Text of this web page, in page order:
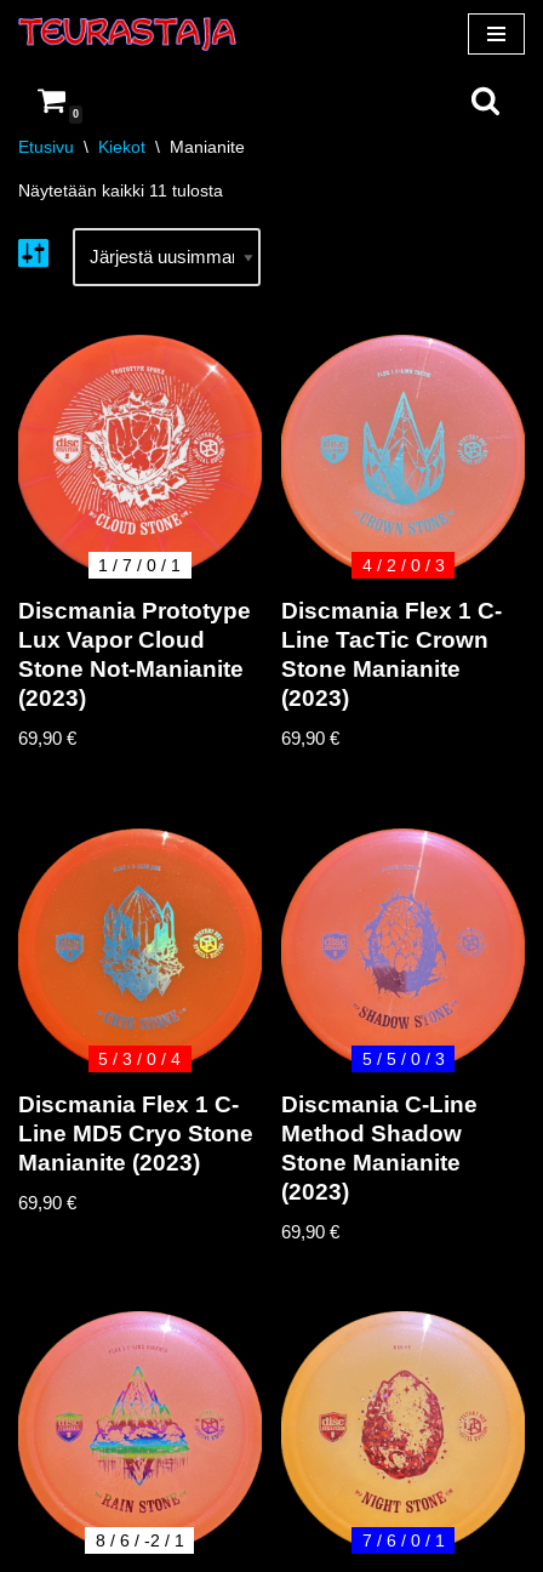
suoraan
sisältöön
0
Etusivu \ Kiekot \ Manianite
Näytetään kaikki 11 tulosta
1 / 7 / 0 / 1
Discmania Prototype
Lux Vapor Cloud
Stone Not-Manianite
(2023)
69,90 €
4 / 2 / 0 / 3
Discmania Flex 1 C-
Line TacTic Crown
Stone Manianite
(2023)
69,90€
5 / 3 / 0 / 4
Discmania Flex 1 C-
Line MD5 Cryo Stone
Manianite (2023)
69,90 €
5 / 5 / 0 / 3
Discmania C-Line
Method Shadow
Stone Manianite
(2023)
69,90€
8 / 6 / -2 / 1 7 / 6 / 0 / 1